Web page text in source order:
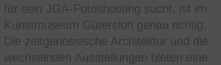
für sein JGA-Fotoshooting sucht, ist im
Kunstmuseum Gütersloh genau richtig.
Die zeitgenössische Architektur und die
wechselnden Ausstellungen bieten eine